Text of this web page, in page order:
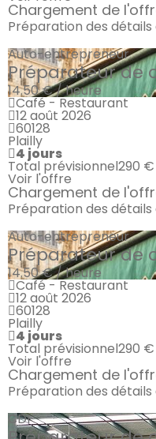
Chargement de
Préparation des
Auto-entrepreneur
Préparateur de
14.50 € / heure
Café - Restaurant
12 août 2026
60128
Plailly
4 jours
Total prévisionnel290 €
Voir l'offre
Chargement de
Préparation des
Auto-entrepreneur
Préparateur de
14.50 € / heure
Café - Restaurant
12 août 2026
60128
Plailly
4 jours
Total prévisionnel290 €
Voir l'offre
Chargement de
Préparation des
CDI